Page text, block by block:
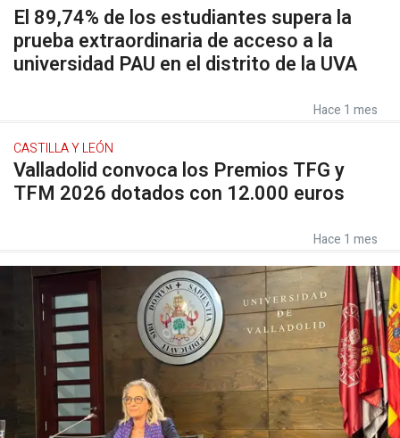
El 89,74% de los estudiantes supera la
prueba extraordinaria de acceso a la
universidad PAU en el distrito de la UVA
Hace 1 mes
CASTILLA Y LEÓN
Valladolid convoca los Premios TFG y
TFM 2026 dotados con 12.000 euros
Hace 1 mes